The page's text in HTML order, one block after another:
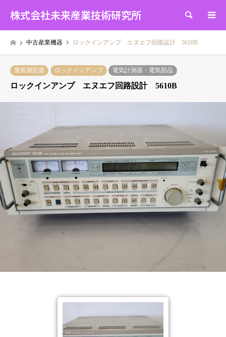
株式会社未来産業技術研究所 検索
中古産業機器 ロックインアンプ エヌエフ回路設計 5610B
電気測定器 ロックインアンプ 電気計測器・電気部品
ロックインアンプ エヌエフ回路設計 5610B